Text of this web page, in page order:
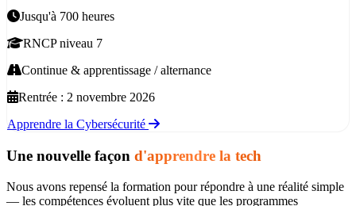
Jusqu'à 700 heures
RNCP niveau 7
Continue & apprentissage / alternance
Rentrée : 2 novembre 2026
Apprendre la Cybersécurité
Une nouvelle façon d'apprendre la tech
Nous avons repensé la formation pour répondre à une réalité simple
— les compétences évoluent plus vite que les programmes